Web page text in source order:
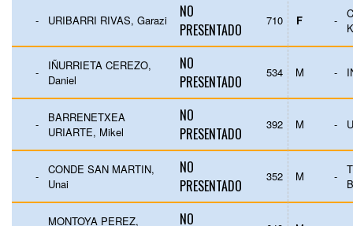
- URIBARRI RIVAS, Garazi
NO
PRESENTADO
710 F -
-
IÑURRIETA CEREZO,
Daniel
NO
PRESENTADO
534 M -
-
BARRENETXEA
URIARTE, Mikel
NO
PRESENTADO
392 M -
-
CONDE SAN MARTIN,
Unai
NO
PRESENTADO
352 M -
MONTOYA PEREZ,
NO